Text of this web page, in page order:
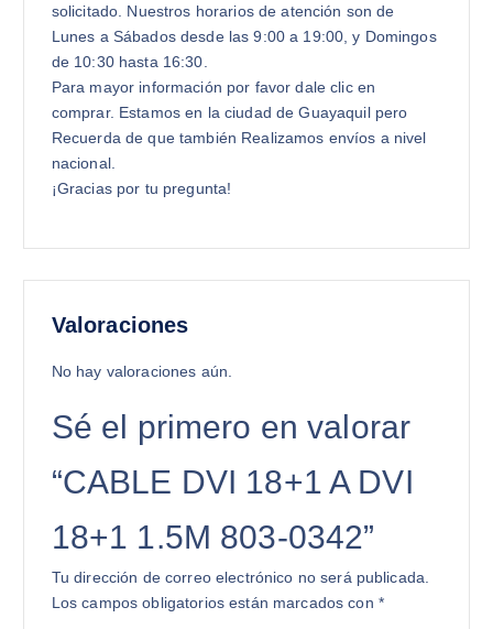
solicitado. Nuestros horarios de atención son de
Lunes a Sábados desde las 9:00 a 19:00, y Domingos
de 10:30 hasta 16:30.
Para mayor información por favor dale clic en
comprar. Estamos en la ciudad de Guayaquil pero
Recuerda de que también Realizamos envíos a nivel
nacional.
¡Gracias por tu pregunta!
Valoraciones
No hay valoraciones aún.
Sé el primero en valorar
“CABLE DVI 18+1 A DVI
18+1 1.5M 803-0342”
Tu dirección de correo electrónico no será publicada.
Los campos obligatorios están marcados con *